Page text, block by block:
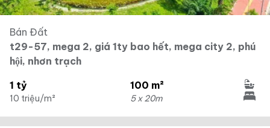
Bán Đất
t29-57, mega 2, giá 1ty bao hết, mega city 2, phú
hội, nhơn trạch
1 tỷ
10 triệu/m²
100 m²
5 x 20m